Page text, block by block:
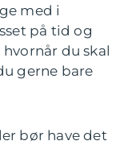
med i
på tid og
du skal
gerne bare
bør have det